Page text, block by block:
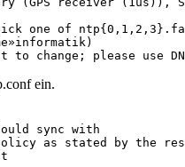
one of
to change; please use
ein.
sync with
as stated by the